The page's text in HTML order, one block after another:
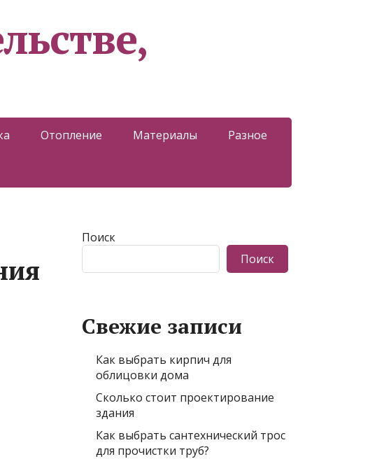
Отопление Материалы Разное
Поиск
Поиск
Свежие записи
Как выбрать кирпич для
облицовки дома
Сколько стоит проектирование
здания
Как выбрать сантехнический трос
для прочистки труб?